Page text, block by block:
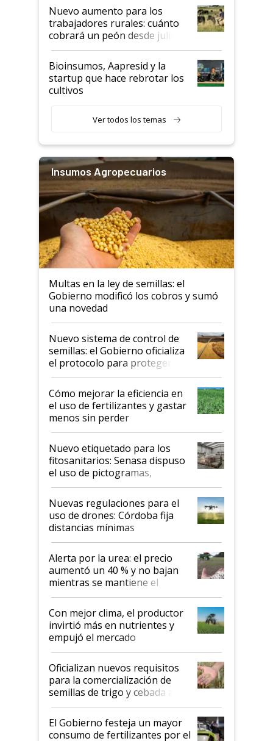
Nuevo aumento para los
trabajadores rurales: cuánto
cobrará un peón desde julio
Bioinsumos, Aapresid y la
startup que hace rebrotar los
cultivos
Ver todos los temas
Insumos Agropecuarios
Multas en la ley de semillas: el
Gobierno modificó los cobros y sumó
una novedad
Nuevo sistema de control de
semillas: el Gobierno oficializa
el protocolo para proteger la
propiedad intelectual
Cómo mejorar la eficiencia en
el uso de fertilizantes y gastar
menos sin perder
productividad en la campaña
fina
Nuevo etiquetado para los
fitosanitarios: Senasa dispuso
el uso de pictogramas,
palabras de advertencia e
indicaciones
Nuevas regulaciones para el
uso de drones: Córdoba fija
distancias mínimas
Alerta por la urea: el precio
aumentó un 40 % y no bajan
mientras se mantiene el
conflicto en Medio Oriente
Con mejor clima, el productor
invirtió más en nutrientes y
empujó el mercado
Oficializan nuevos requisitos
para la comercialización de
semillas de trigo y cebada a
granel
El Gobierno festeja un mayor
consumo de fertilizantes por el